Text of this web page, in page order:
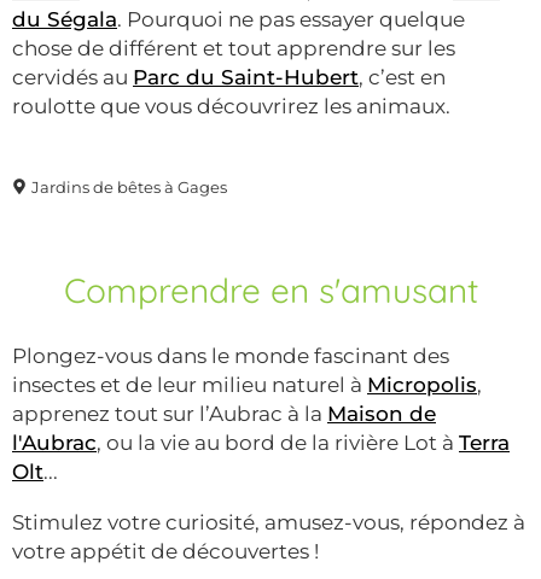
Jardins de bêtes à Gages
du Ségala. Pourquoi ne pas essayer quelque
chose de différent et tout apprendre sur les
cervidés au Parc du Saint-Hubert, c’est en
roulotte que vous découvrirez les animaux.
Comprendre en s'amusant
Plongez-vous dans le monde fascinant des
insectes et de leur milieu naturel à Micropolis,
apprenez tout sur l’Aubrac à la Maison de
l'Aubrac, ou la vie au bord de la rivière Lot à Terra
Olt...
Stimulez votre curiosité, amusez-vous, répondez à
votre appétit de découvertes !